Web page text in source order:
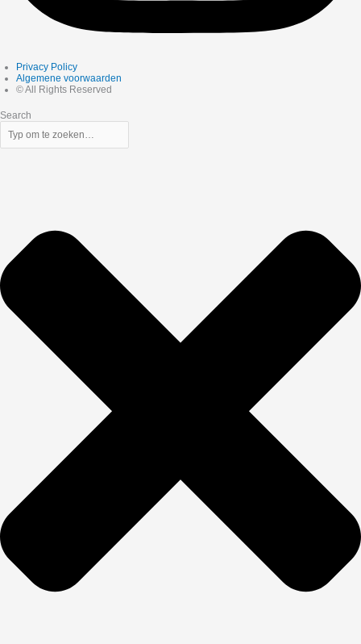
Privacy Policy
Algemene voorwaarden
© All Rights Reserved
Search